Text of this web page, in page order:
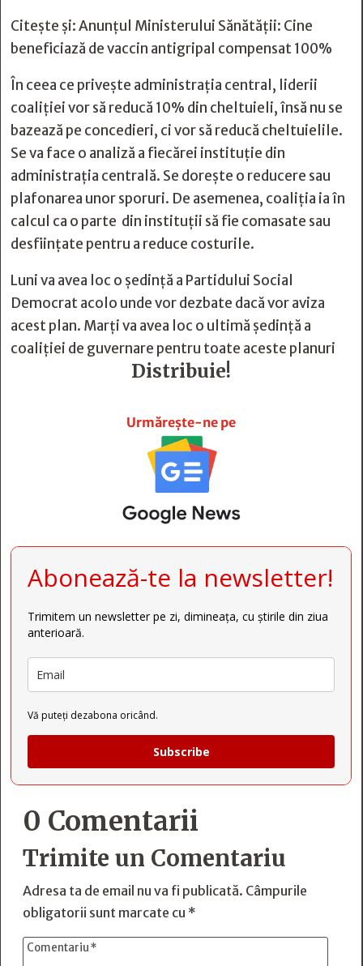
Citește și:Anunțul Ministerului Sănătății: Cine
beneficiază de vaccin antigripal compensat 100%
În ceea ce privește administrația central, liderii
coaliției vor să reducă 10% din cheltuieli, însă nu se
bazează pe concedieri, ci vor să reducă cheltuielile.
Se va face o analiză a fiecărei instituție din
administrația centrală. Se dorește o reducere sau
plafonarea unor sporuri. De asemenea, coaliția ia în
calcul ca o parte din instituții să fie comasate sau
desființate pentru a reduce costurile.
Luni va avea loc o ședință a Partidului Social
Democrat acolo unde vor dezbate dacă vor aviza
acest plan. Marți va avea loc o ultimă ședință a
coaliției de guvernare pentru toate aceste planuri
Distribuie!
Urmărește-ne pe
Abonează-te la newsletter!
Trimitem un newsletter pe zi, dimineața, cu știrile din ziua
anterioară.
Vă puteți dezabona oricând.
Subscribe
0 Comentarii
Trimite un Comentariu
Adresa ta de email nu va fi publicată. Câmpurile
obligatorii sunt marcate cu *